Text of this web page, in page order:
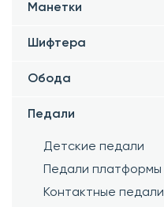
Манетки
Шифтера
Обода
Педали
Детские педали
Педали платформы
Контактные педали